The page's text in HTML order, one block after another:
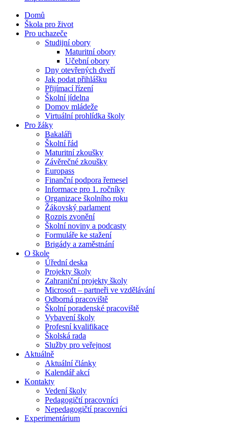
Domů
Škola pro život
Pro uchazeče
Studijní obory
Maturitní obory
Učební obory
Dny otevřených dveří
Jak podat přihlášku
Přijímací řízení
Školní jídelna
Domov mládeže
Virtuální prohlídka školy
Pro žáky
Bakaláři
Školní řád
Maturitní zkoušky
Závěrečné zkoušky
Europass
Finanční podpora řemesel
Informace pro 1. ročníky
Organizace školního roku
Žákovský parlament
Rozpis zvonění
Školní noviny a podcasty
Formuláře ke stažení
Brigády a zaměstnání
O škole
Úřední deska
Projekty školy
Zahraniční projekty školy
Microsoft – partneři ve vzdělávání
Odborná pracoviště
Školní poradenské pracoviště
Vybavení školy
Profesní kvalifikace
Školská rada
Služby pro veřejnost
Aktuálně
Aktuální články
Kalendář akcí
Kontakty
Vedení školy
Pedagogičtí pracovníci
Nepedagogičtí pracovníci
Experimentárium